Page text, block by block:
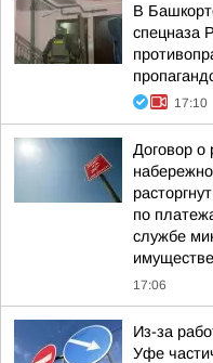
В
спецназа
17:10
Договор о
по
службе
17:06
Из-за
Уфе